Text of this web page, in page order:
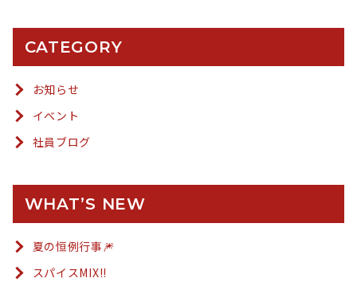
CATEGORY
お知らせ
イベント
社員ブログ
WHAT’S NEW
夏の恒例行事🎆
スパイスMIX!!